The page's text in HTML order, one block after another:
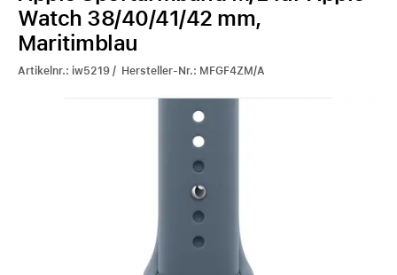
Watch 38/40/41/42 mm,
Maritimblau
Artikelnr.: iw5219 / Hersteller-Nr.: MFGF4ZM/A